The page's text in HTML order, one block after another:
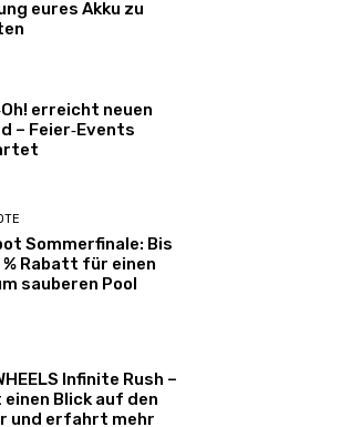
eures Akku zu
erreicht neuen
– Feier‑Events
Sommerfinale: Bis
% Rabatt für einen
sauberen Pool
Infinite Rush –
Blick auf den
und erfahrt mehr